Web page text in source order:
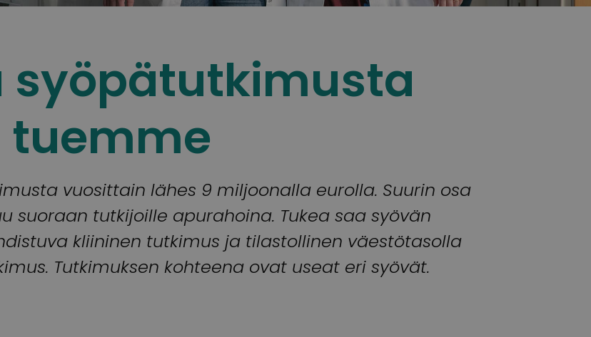
syöpätutkimusta
tuemme
vuosittain lähes 9 miljoonalla eurolla. Suurin osa
suoraan tutkijoille apurahoina. Tukea saa syövän
kliininen tutkimus ja tilastollinen väestötasolla
Tutkimuksen kohteena ovat useat eri syövät.